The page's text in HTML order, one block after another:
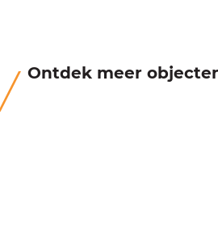
Ontdek meer